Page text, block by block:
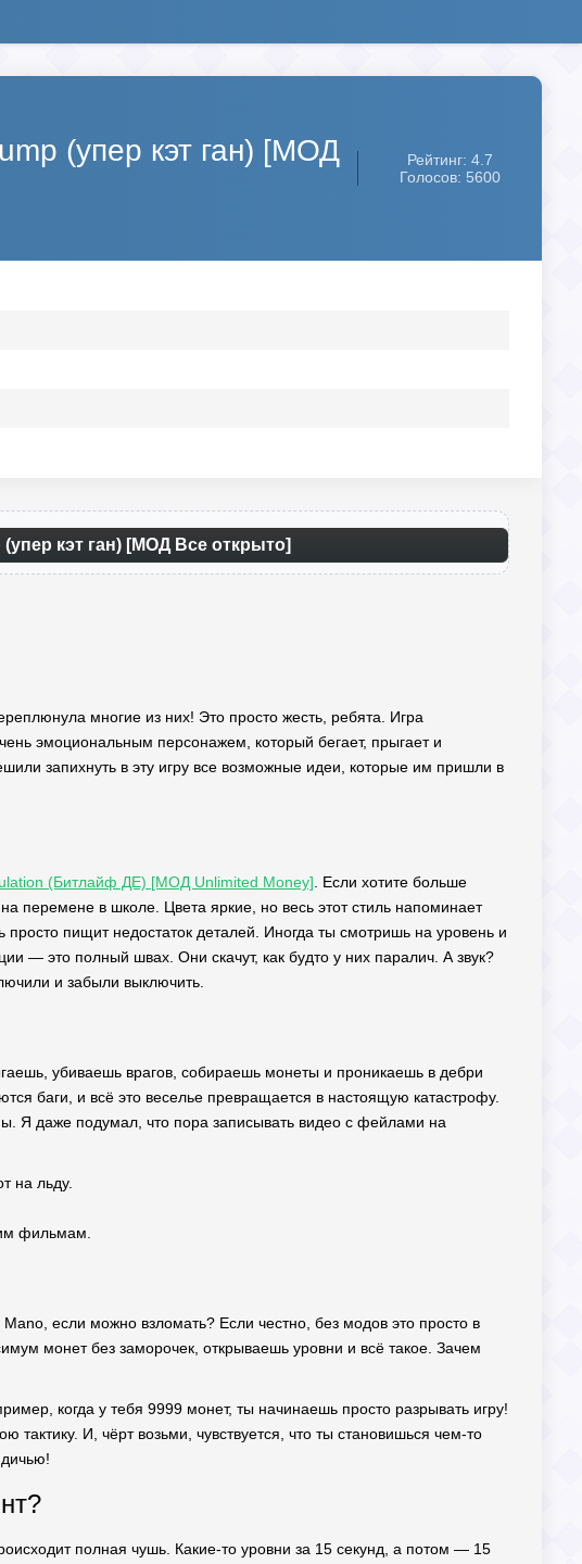
(упер кэт ган) [МОД
Рейтинг: 4.7
Голосов: 5600
кэт ган) [МОД Все открыто]
многие из них! Это просто жесть, ребята. Игра
эмоциональным персонажем, который бегает, прыгает и
запихнуть в эту игру все возможные идеи, которые им пришли в
(Битлайф ДЕ) [МОД Unlimited Money] . Если хотите больше
перемене в школе. Цвета яркие, но весь этот стиль напоминает
просто пищит недостаток деталей. Иногда ты смотришь на уровень и
— это полный швах. Они скачут, как будто у них паралич. А звук?
и забыли выключить.
убиваешь врагов, собираешь монеты и проникаешь в дебри
баги, и всё это веселье превращается в настоящую катастрофу.
Я даже подумал, что пора записывать видео с фейлами на
на льду.
фильмам.
если можно взломать? Если честно, без модов это просто в
монет без заморочек, открываешь уровни и всё такое. Зачем
когда у тебя 9999 монет, ты начинаешь просто разрывать игру!
И, чёрт возьми, чувствуется, что ты становишься чем-то
полная чушь. Какие-то уровни за 15 секунд, а потом — 15